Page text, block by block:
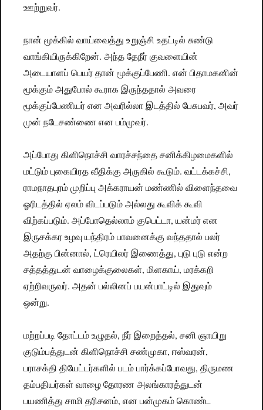
ஊற்றுவர்.
நான் மூக்கில் வாய்வைத்து உறுஞ்சி உதட்டில் சுண்டு
வாங்கியிருக்கிறேன். அந்த தேநீர் குவளையின்
அடையாளப் பெயர் தான் மூக்குப்பேணி. என் பிதாமகனின்
மூக்கும் அதுபோல் கூராக இருந்ததால் அவரை
மூக்குப்பேணியர் என அவரில்லா இடத்தில் பேசுபவர், அவர்
முன் நடேசண்ணை என பம்முவர்.
அப்போது கிளிநொச்சி வாரச்சந்தை சனிக்கிழமைகளில்
மட்டும் புகையிரத வீதிக்கு அருகில் கூடும். வட்டக்கச்சி,
ராமநாதபுரம் முறிப்பு அக்கராயன் மண்ணில் விளைந்தவை
ஓரிடத்தில் ஏலம் விடப்படும் அல்லது கூவிக் கூவி
விற்கப்படும். அப்போதெல்லாம் குபெட்டா, யன்மர் என
இருசக்கர உழவு யந்திரம் பாவனைக்கு வந்ததால் பலர்
அதற்கு பின்னால், ட்ரெயிலர் இணைத்து, புடு புடு என்ற
சத்தத்துடன் வாழைக்குலைகள், மிளகாய், மரக்கறி
ஏற்றிவருவர். அதன் பல்லினப் பயன்பாட்டில் இதுவும்
ஒன்று.
மற்றப்படி தோட்டம் உழுதல், நீர் இறைத்தல், சனி ஞாயிறு
குடும்பத்துடன் கிளிநொச்சி சண்முகா, ஈஸ்வரன்,
பராசக்தி தியேட்டர்களில் படம் பார்க்கப்போவது, திருமண
தம்பதியர்கள் வாழை தோரண அலங்காரத்துடன்
பயணித்து சாமி தரிசனம், என பன்முகம் கொண்ட